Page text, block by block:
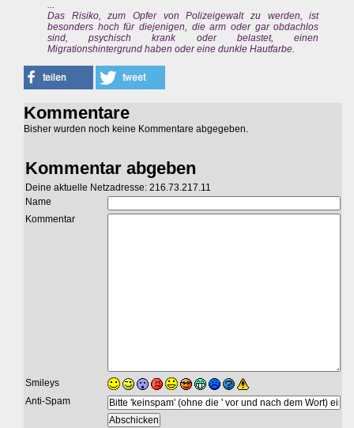
Das Risiko, zum Opfer von Polizeigewalt zu werden, ist
besonders hoch für diejenigen, die arm oder gar obdachlos
sind, psychisch krank oder belastet, einen
Migrationshintergrund haben oder eine dunkle Hautfarbe.
Kommentare
Bisher wurden noch keine Kommentare abgegeben.
Kommentar abgeben
Deine aktuelle Netzadresse: 216.73.217.11
Name
Kommentar
Smileys
Anti-Spam